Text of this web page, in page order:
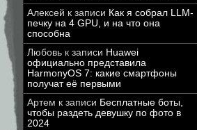
Алексей к записи Как я собрал LLM-
печку на 4 GPU, и на что она
способна
Любовь к записи Huawei
официально представила
HarmonyOS 7: какие смартфоны
получат её первыми
Артем к записи Бесплатные боты,
чтобы раздеть девушку по фото в
2024